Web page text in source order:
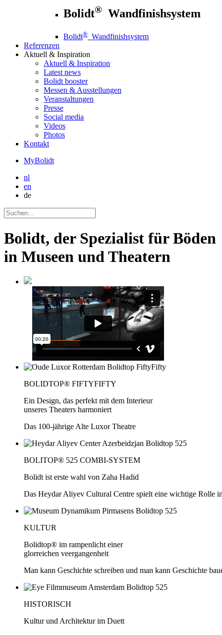
Bolidt® Wandfinishsystem
Bolidt® Wandfinishsystem
Referenzen
Aktuell & Inspiration
Aktuell & Inspiration
Latest news
Bolidt booster
Messen & Ausstellungen
Veranstaltungen
Presse
Social media
Videos
Photos
Kontakt
MyBolidt
nl
en
de
Bolidt, der Spezialist für Böden
in Museen und Theatern
BOLIDTOP® FIFTYFIFTY
Ein Design, das perfekt mit dem Interieur
unseres Theaters harmoniert
Das 100-jährige Alte Luxor Theatre
BOLITOP® 525 COMBI-SYSTEM
Bolidt ist erste wahl von Zaha Hadid
Das Heydar Aliyev Cultural Centre spielt eine wichtige Rolle
KULTUR
Bolidtop® im rampenlicht einer
glorreichen veergangenheit
Man kann Geschichte schreiben und man kann Geschichte
HISTORISCH
Kultur und Architektur im Duett